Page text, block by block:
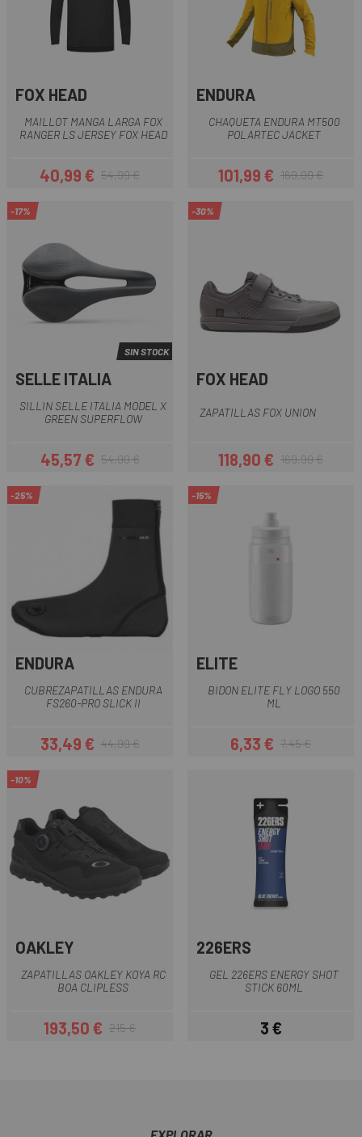
FOX HEAD
MAILLOT MANGA LARGA FOX
RANGER LS JERSEY FOX HEAD
Precio
40,99 €Precio regular
54,99 €
ENDURA
CHAQUETA ENDURA MT500
POLARTEC JACKET
Precio
101,99 €Precio regular
169,99 €
-17%
SIN STOCK
SELLE ITALIA
SILLIN SELLE ITALIA MODEL X
GREEN SUPERFLOW
Precio
45,57 €Precio regular
54,90 €
-30%
FOX HEAD
ZAPATILLAS FOX UNION
Precio
118,90 €Precio regular
169,99 €
-25%
ENDURA
CUBREZAPATILLAS ENDURA
FS260-PRO SLICK II
Precio
33,49 €Precio regular
44,99 €
-15%
ELITE
BIDON ELITE FLY LOGO 550
ML
Precio
6,33 €Precio regular
7,45 €
-10%
OAKLEY
ZAPATILLAS OAKLEY KOYA RC
BOA CLIPLESS
Precio
193,50 €Precio regular
215 €
226ERS
GEL 226ERS ENERGY SHOT
STICK 60ML
Precio
3 €